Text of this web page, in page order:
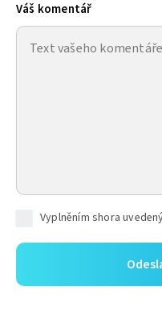
Váš komentář